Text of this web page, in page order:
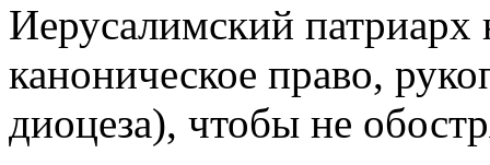
Иерусалимский патриарх
каноническое право,
диоцеза), чтобы не